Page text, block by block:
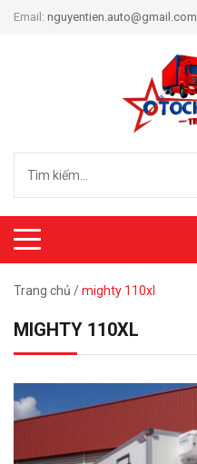
Email: nguyentien.auto@gmail.com
Trang chủ /mighty 110xl
MIGHTY 110XL